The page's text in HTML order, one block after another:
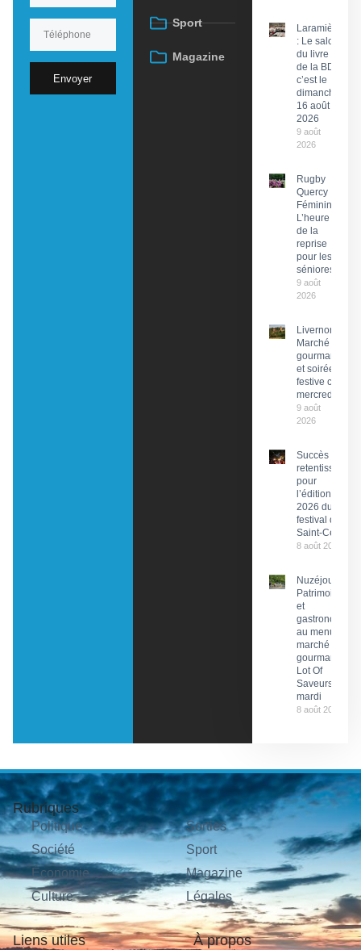
Envoyer
Sport
Magazine
Laramière
: Le salon
du livre et
de la BD,
c’est le
dimanche
16 août
2026
9 août
2026
Rugby
Quercy
Féminin :
L’heure
de la
reprise
pour les
séniores
9 août
2026
Livernon :
Marché
gourmand
et soirée
festive ce
mercredi
9 août
2026
Succès
retentissant
pour
l’édition
2026 du
festival de
Saint-Céré
8 août 2026
Nuzéjouls :
Patrimoine
et
gastronomie
au menu du
marché
gourmand
Lot Of
Saveurs ce
mardi
8 août 2026
Rubriques
Politique
Société
Économie
Culture
Sorties
Sport
Magazine
Légales
Liens utiles À propos